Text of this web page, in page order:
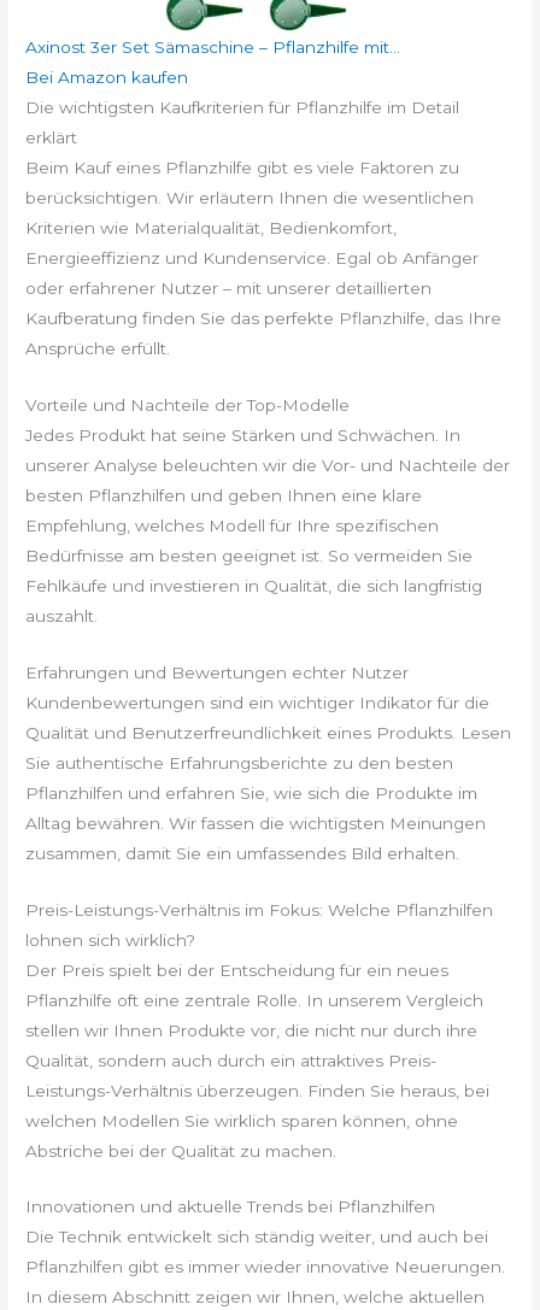
Axinost 3er Set Sämaschine – Pflanzhilfe mit...
Bei Amazon kaufen
Die wichtigsten Kaufkriterien für Pflanzhilfe im Detail
erklärt
Beim Kauf eines Pflanzhilfe gibt es viele Faktoren zu
berücksichtigen. Wir erläutern Ihnen die wesentlichen
Kriterien wie Materialqualität, Bedienkomfort,
Energieeffizienz und Kundenservice. Egal ob Anfänger
oder erfahrener Nutzer – mit unserer detaillierten
Kaufberatung finden Sie das perfekte Pflanzhilfe, das Ihre
Ansprüche erfüllt.
Vorteile und Nachteile der Top-Modelle
Jedes Produkt hat seine Stärken und Schwächen. In
unserer Analyse beleuchten wir die Vor- und Nachteile der
besten Pflanzhilfen und geben Ihnen eine klare
Empfehlung, welches Modell für Ihre spezifischen
Bedürfnisse am besten geeignet ist. So vermeiden Sie
Fehlkäufe und investieren in Qualität, die sich langfristig
auszahlt.
Erfahrungen und Bewertungen echter Nutzer
Kundenbewertungen sind ein wichtiger Indikator für die
Qualität und Benutzerfreundlichkeit eines Produkts. Lesen
Sie authentische Erfahrungsberichte zu den besten
Pflanzhilfen und erfahren Sie, wie sich die Produkte im
Alltag bewähren. Wir fassen die wichtigsten Meinungen
zusammen, damit Sie ein umfassendes Bild erhalten.
Preis-Leistungs-Verhältnis im Fokus: Welche Pflanzhilfen
lohnen sich wirklich?
Der Preis spielt bei der Entscheidung für ein neues
Pflanzhilfe oft eine zentrale Rolle. In unserem Vergleich
stellen wir Ihnen Produkte vor, die nicht nur durch ihre
Qualität, sondern auch durch ein attraktives Preis-
Leistungs-Verhältnis überzeugen. Finden Sie heraus, bei
welchen Modellen Sie wirklich sparen können, ohne
Abstriche bei der Qualität zu machen.
Innovationen und aktuelle Trends bei Pflanzhilfen
Die Technik entwickelt sich ständig weiter, und auch bei
Pflanzhilfen gibt es immer wieder innovative Neuerungen.
In diesem Abschnitt zeigen wir Ihnen, welche aktuellen